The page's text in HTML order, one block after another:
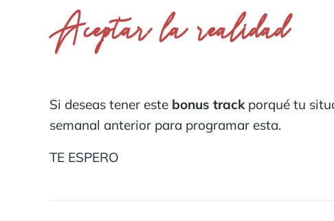
Aceptar la realidad
Si deseas tener este bonus track porqué tu
semanal anterior para programar esta.
TE ESPERO